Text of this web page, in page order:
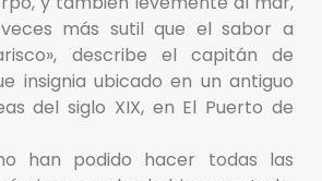
más sutil que el sabor a
describe el capitán de
insignia ubicado en un antiguo
del siglo XIX, en El Puerto de
han podido hacer todas las